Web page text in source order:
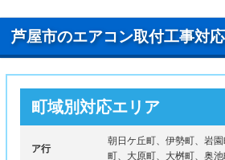
芦屋市のエアコン取付工事対
町域別対応エリア
ア行
朝日ケ丘町、伊勢町、岩
町、大原町、大桝町、奥